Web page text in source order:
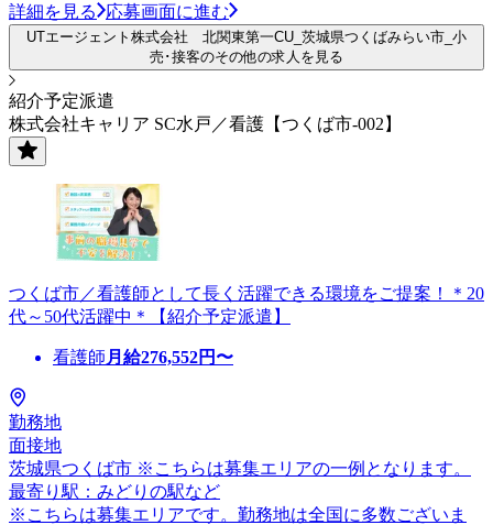
詳細を見る 応募画面に進む
UTエージェント株式会社 北関東第一CU_茨城県つくばみらい市_小
売･接客のその他の求人を見る
紹介予定派遣
株式会社キャリア SC水戸／看護【つくば市-002】
つくば市／看護師として長く活躍できる環境をご提案！＊20
代～50代活躍中＊【紹介予定派遣】
看護師 月給276,552円〜
勤務地
面接地
茨城県つくば市 ※こちらは募集エリアの一例となります。
最寄り駅：みどりの駅など
※こちらは募集エリアです。勤務地は全国に多数ございま